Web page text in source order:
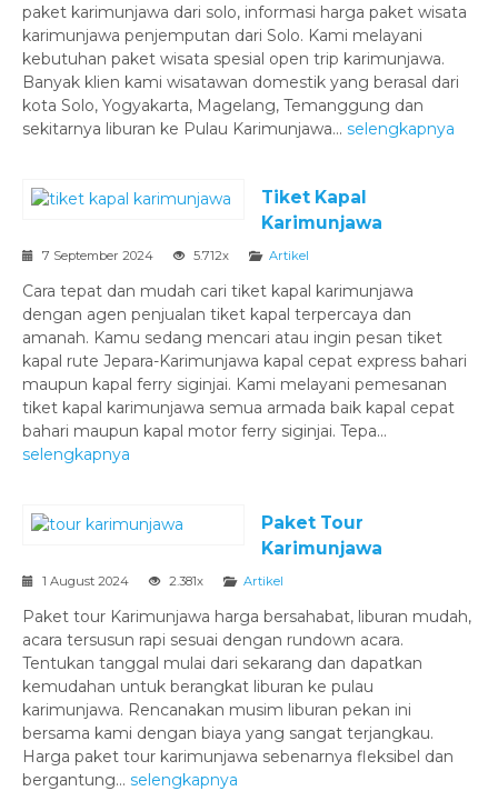
paket karimunjawa dari solo, informasi harga paket wisata
karimunjawa penjemputan dari Solo. Kami melayani
kebutuhan paket wisata spesial open trip karimunjawa.
Banyak klien kami wisatawan domestik yang berasal dari
kota Solo, Yogyakarta, Magelang, Temanggung dan
sekitarnya liburan ke Pulau Karimunjawa... selengkapnya
Tiket Kapal
Karimunjawa
7 September 2024 5.712x Artikel
Cara tepat dan mudah cari tiket kapal karimunjawa
dengan agen penjualan tiket kapal terpercaya dan
amanah. Kamu sedang mencari atau ingin pesan tiket
kapal rute Jepara-Karimunjawa kapal cepat express bahari
maupun kapal ferry siginjai. Kami melayani pemesanan
tiket kapal karimunjawa semua armada baik kapal cepat
bahari maupun kapal motor ferry siginjai. Tepa...
selengkapnya
Paket Tour
Karimunjawa
1 August 2024 2.381x Artikel
Paket tour Karimunjawa harga bersahabat, liburan mudah,
acara tersusun rapi sesuai dengan rundown acara.
Tentukan tanggal mulai dari sekarang dan dapatkan
kemudahan untuk berangkat liburan ke pulau
karimunjawa. Rencanakan musim liburan pekan ini
bersama kami dengan biaya yang sangat terjangkau.
Harga paket tour karimunjawa sebenarnya fleksibel dan
bergantung... selengkapnya